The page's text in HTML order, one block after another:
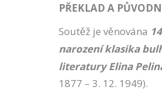
PŘEKLAD A
Soutěž je věnována
narození klasika
literatury Elina
1877 – 3. 12. 1949).